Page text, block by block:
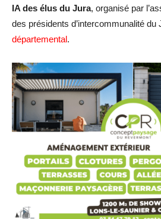
IA des élus du Jura, organisé par
des présidents d’intercommunalité du
départemental.